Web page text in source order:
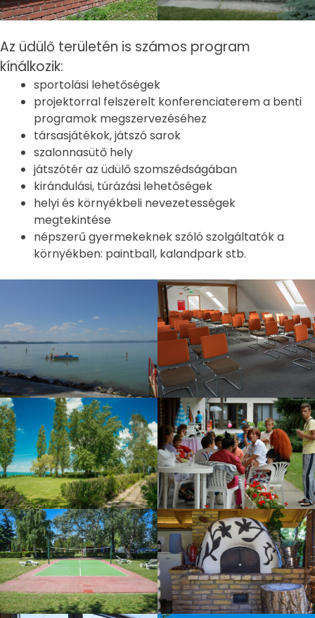
Az üdülő területén is számos program
kínálkozik:
sportolási lehetőségek
projektorral felszerelt konferenciaterem a benti
programok megszervezéséhez
társasjátékok, játszó sarok
szalonnasütő hely
játszótér az üdülő szomszédságában
kirándulási, túrázási lehetőségek
helyi és környékbeli nevezetességek
megtekintése
népszerű gyermekeknek szóló szolgáltatók a
környékben: paintball, kalandpark stb.